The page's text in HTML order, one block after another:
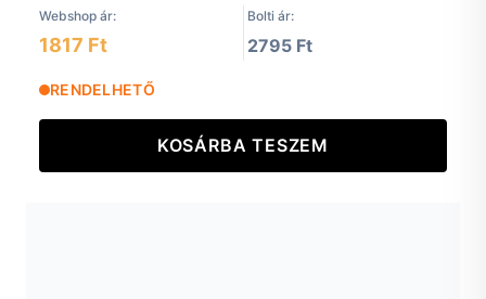
Webshop ár: Bolti ár:
1817 Ft 2795 Ft
RENDELHETŐ
KOSÁRBA TESZEM